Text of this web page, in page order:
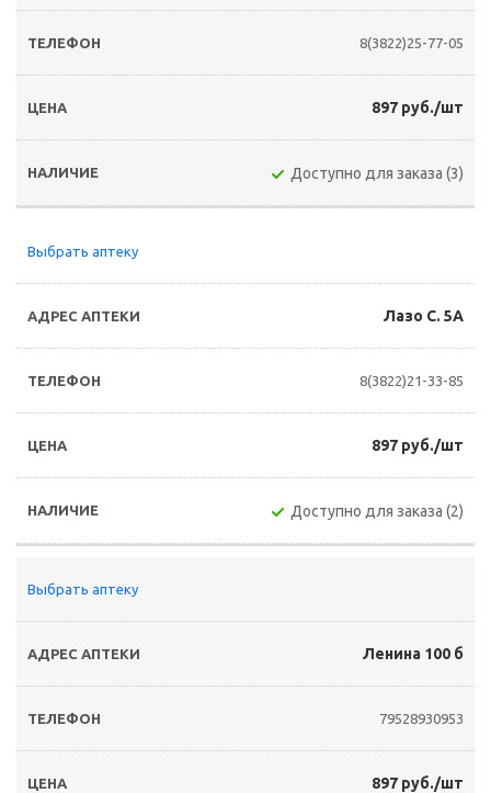
8(3822)25-77-05
897 руб./шт
Доступно для заказа (3)
Выбрать аптеку
Лазо С. 5А
8(3822)21-33-85
897 руб./шт
Доступно для заказа (2)
Выбрать аптеку
Ленина 100 б
79528930953
897 руб./шт